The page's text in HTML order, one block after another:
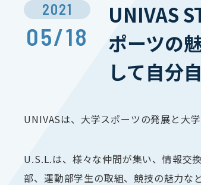
2021
05/18
UNIVAS
ポーツの
して自分
UNIVASは、大学スポーツの発展と大
U.S.L.は、様々な仲間が集い、情報交
部、運動部学生の取組、競技の魅力な